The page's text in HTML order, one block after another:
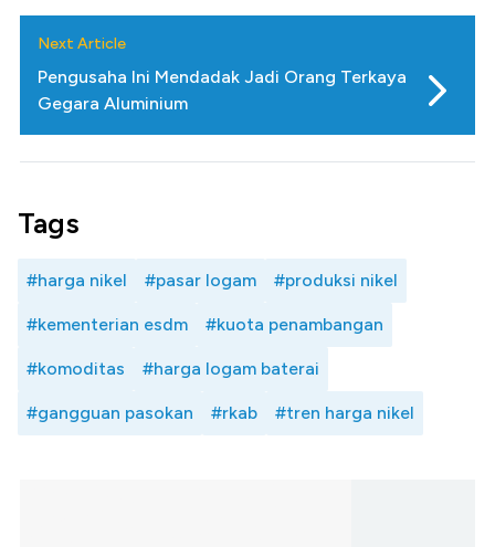
Next Article
Pengusaha Ini Mendadak Jadi Orang Terkaya
Gegara Aluminium
Tags
#harga nikel #pasar logam #produksi nikel
#kementerian esdm #kuota penambangan
#komoditas #harga logam baterai
#gangguan pasokan #rkab #tren harga nikel